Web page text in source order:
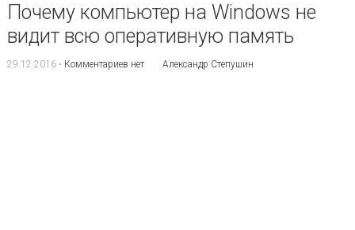
Почему компьютер на Windows не
видит всю оперативную память
29.12.2016• Комментариев нет Александр Степушин